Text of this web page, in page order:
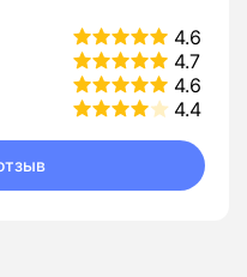
4.6
4.7
4.6
4.4